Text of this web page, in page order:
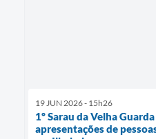
19 JUN 2026 - 15h26
1º Sarau da Velha
apresentações de